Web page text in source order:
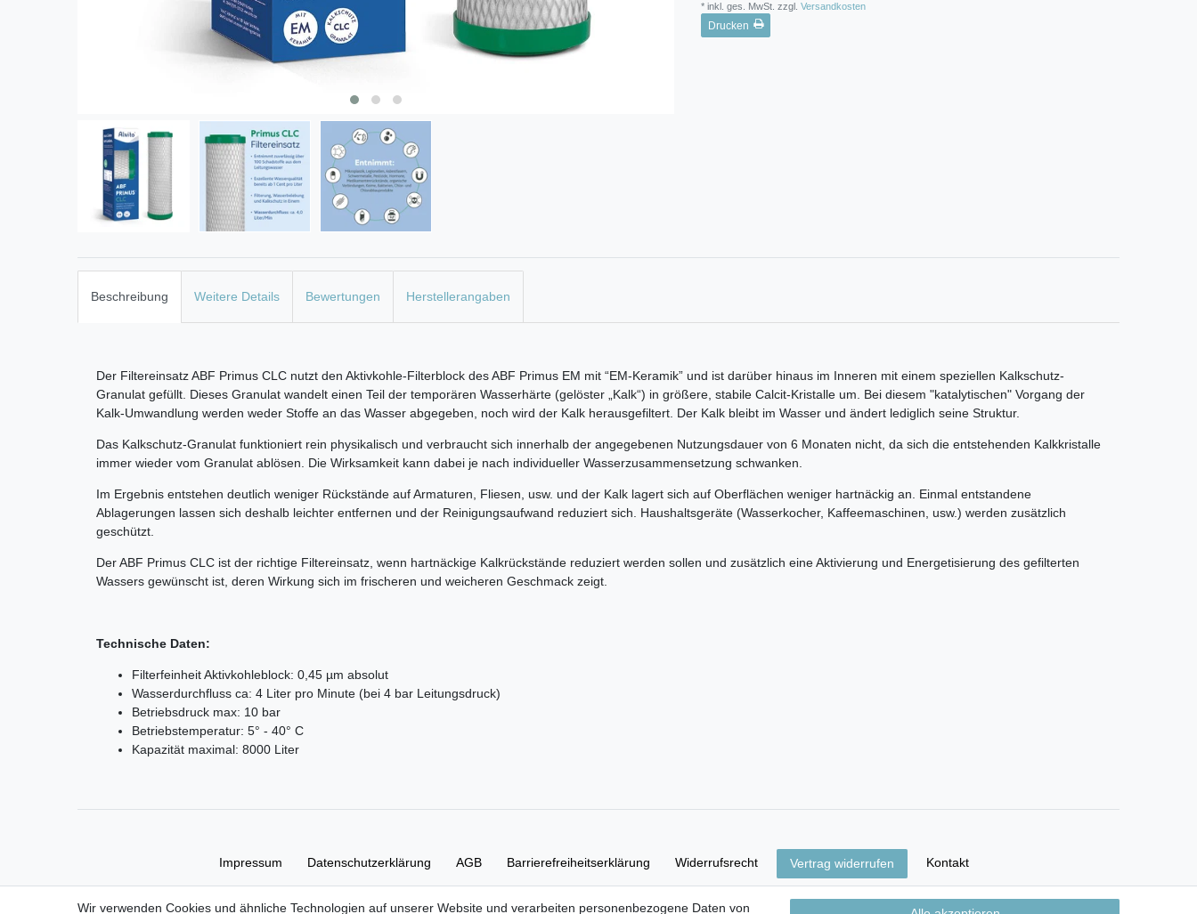
* inkl. ges. MwSt. zzgl. Versandkosten
Drucken
Beschreibung Weitere Details Bewertungen Herstellerangaben
Der Filtereinsatz ABF Primus CLC nutzt den Aktivkohle-Filterblock des ABF Primus EM mit “EM-Keramik” und ist darüber hinaus im Inneren mit einem speziellen Kalkschutz-
Granulat gefüllt. Dieses Granulat wandelt einen Teil der temporären Wasserhärte (gelöster „Kalk“) in größere, stabile Calcit-Kristalle um. Bei diesem "katalytischen" Vorgang der
Kalk-Umwandlung werden weder Stoffe an das Wasser abgegeben, noch wird der Kalk herausgefiltert. Der Kalk bleibt im Wasser und ändert lediglich seine Struktur.
Das Kalkschutz-Granulat funktioniert rein physikalisch und verbraucht sich innerhalb der angegebenen Nutzungsdauer von 6 Monaten nicht, da sich die entstehenden Kalkkristalle
immer wieder vom Granulat ablösen. Die Wirksamkeit kann dabei je nach individueller Wasserzusammensetzung schwanken.
Im Ergebnis entstehen deutlich weniger Rückstände auf Armaturen, Fliesen, usw. und der Kalk lagert sich auf Oberflächen weniger hartnäckig an. Einmal entstandene
Ablagerungen lassen sich deshalb leichter entfernen und der Reinigungsaufwand reduziert sich. Haushaltsgeräte (Wasserkocher, Kaffeemaschinen, usw.) werden zusätzlich
geschützt.
Der ABF Primus CLC ist der richtige Filtereinsatz, wenn hartnäckige Kalkrückstände reduziert werden sollen und zusätzlich eine Aktivierung und Energetisierung des gefilterten
Wassers gewünscht ist, deren Wirkung sich im frischeren und weicheren Geschmack zeigt.
Technische Daten:
Filterfeinheit Aktivkohleblock: 0,45 µm absolut
Wasserdurchfluss ca: 4 Liter pro Minute (bei 4 bar Leitungsdruck)
Betriebsdruck max: 10 bar
Betriebstemperatur: 5° - 40° C
Kapazität maximal: 8000 Liter
Impressum Daten­schutz­erklärung AGB Barrierefreiheitserklärung Widerrufs­recht Vertrag widerrufen Kontakt
Wir verwenden Cookies und ähnliche Technologien auf unserer Website und verarbeiten personenbezogene Daten von